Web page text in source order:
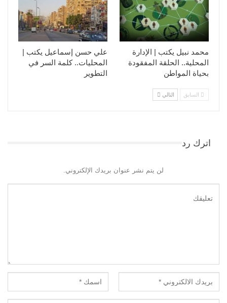
علي حسن إسماعيل يكتب |
المحليات.. كلمة السر في
التطوير​
محمد نبيل يكتب | الإدارة
المحلية.. الحلقة المفقودة
بحياة المواطن
السابق التالي
اترك رد
لن يتم نشر عنوان بريدك الإلكتروني.